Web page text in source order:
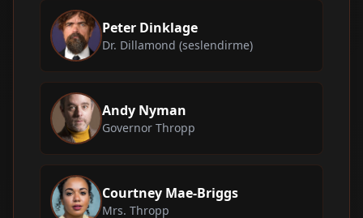
Peter Dinklage
Dr. Dillamond (seslendirme)
Andy Nyman
Governor Thropp
Courtney Mae-Briggs
Mrs. Thropp